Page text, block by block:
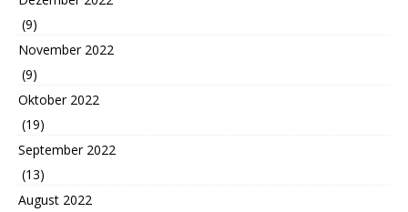
(9)
November 2022
(9)
Oktober 2022
(19)
September 2022
(13)
August 2022